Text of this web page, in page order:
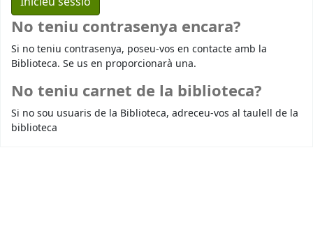
No teniu contrasenya encara?
Si no teniu contrasenya, poseu-vos en contacte amb la
Biblioteca. Se us en proporcionarà una.
No teniu carnet de la biblioteca?
Si no sou usuaris de la Biblioteca, adreceu-vos al taulell de la
biblioteca